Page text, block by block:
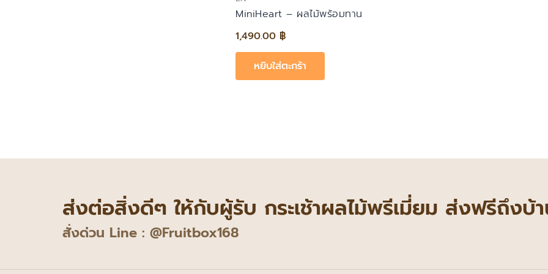
MiniHeart – ผลไม้พร้อมทาน
1,490.00 ฿
หยิบใส่ตะกร้า
ส่งต่อสิ่งดีๆ ให้กับผู้รับ กระเช้าผลไม้พรีเมี่ยม ส่งฟรีถึงบ้
สั่งด่วน Line : @Fruitbox168